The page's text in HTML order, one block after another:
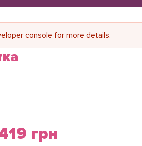
console for more details.
грн